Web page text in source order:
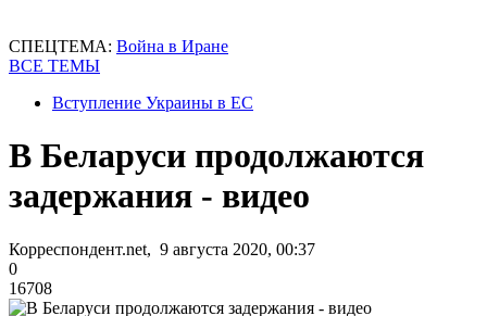
СПЕЦТЕМА: Война в Иране
ВСЕ ТЕМЫ
Вступление Украины в ЕС
В Беларуси продолжаются
задержания - видео
Корреспондент.net, 9 августа 2020, 00:37
0
16708